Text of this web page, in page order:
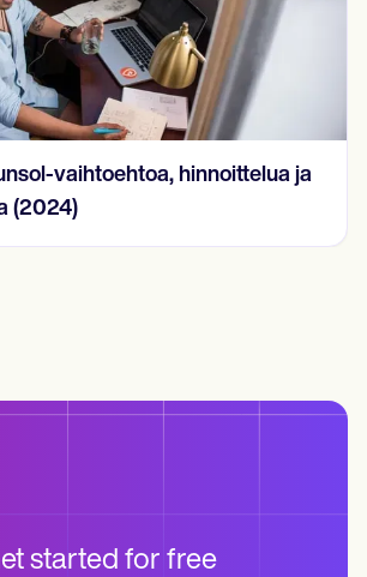
vaihtoehtoa, hinnoittelua ja
(2024)
started for free